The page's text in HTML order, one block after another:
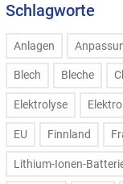
Schlagworte
Anlagen
Blech Bleche
Elektrolyse
EU Finnland
Lithium-Ionen-